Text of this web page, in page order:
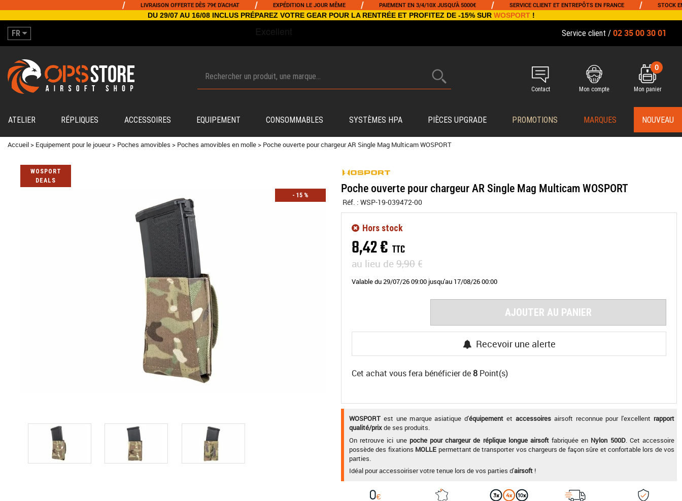
LIVRAISON OFFERTE DÈS 79€ D'ACHAT EXPÉDITION LE JOUR MÊME PAIEMENT EN 3/4/10X JUSQU'À 5000€ SERVICE CLIENT ET ENTREPÔTS EN FRANCE STOCK EN
DU 29/07 AU 16/08 INCLUS PRÉPAREZ VOTRE GEAR POUR LA RENTRÉE ET PROFITEZ DE -15% SUR WOSPORT!
FR Service client / 02 35 00 30 01
Contact Mon compte
0
Mon panier
ATELIER RÉPLIQUES ACCESSOIRES EQUIPEMENT CONSOMMABLES SYSTÈMES HPA PIÈCES UPGRADE PROMOTIONS MARQUES NOUVEAU
Accueil> Equipement pour le joueur> Poches amovibles > Poches amovibles en molle> Poche ouverte pour chargeur AR Single Mag Multicam WOSPORT
WOSPORT
DEALS
- 15 %
Poche ouverte pour chargeur AR Single Mag Multicam WOSPORT
Réf. : WSP-19-039472-00
8,42€ TTC
au lieu de 9,90 €
Valabledu29/07/26 09:00 jusqu'au 17/08/26 00:00
Hors stock
AJOUTER AU PANIER
Recevoir une alerte
Cet achat vous fera bénéficier de8 Point(s)
WOSPORT est une marque asiatique d'équipement et accessoiresairsoft reconnue pour l'excellent rapport
qualité/prixde ses produits.
On retrouve ici une poche pour chargeur de réplique longue airsoftfabriquée en Nylon 500D. Cet accessoire
possède des fixations MOLLE permettant de transporter vos chargeurs de façon sûre et confortable lors de vos
parties.
Idéal pour accessoiriser votre tenue lors de vos parties d'airsoft !